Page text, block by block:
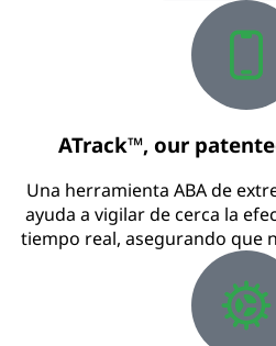
ATrack™, our
Una herramienta ABA de
ayuda a vigilar de cerca la
tiempo real, asegurando que